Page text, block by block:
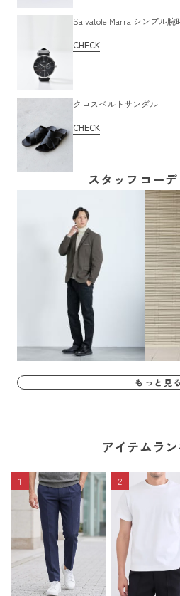
Salvatole Marra シンプル腕
CHECK
クロスベルトサンダル
CHECK
スタッフコー
もっと見る
アイテムラ
1 2